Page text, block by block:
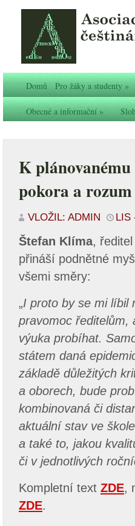
Domů Pro žáky a studenty»
Obecné a informační»
K
pokora a
VLOŽIL: ADMIN LIS
Štefan Klíma,
přináší podnětné
všemi směry:
„I proto by se mi líbil
pravomoc ředitelům,
výuka probíhat.
státem daná
základě důležitých
a oborech, bude
kombinovaná či
aktuální stav ve
a také to, jakou
či v jednotlivých
Kompletní text ZDE,
ZDE.